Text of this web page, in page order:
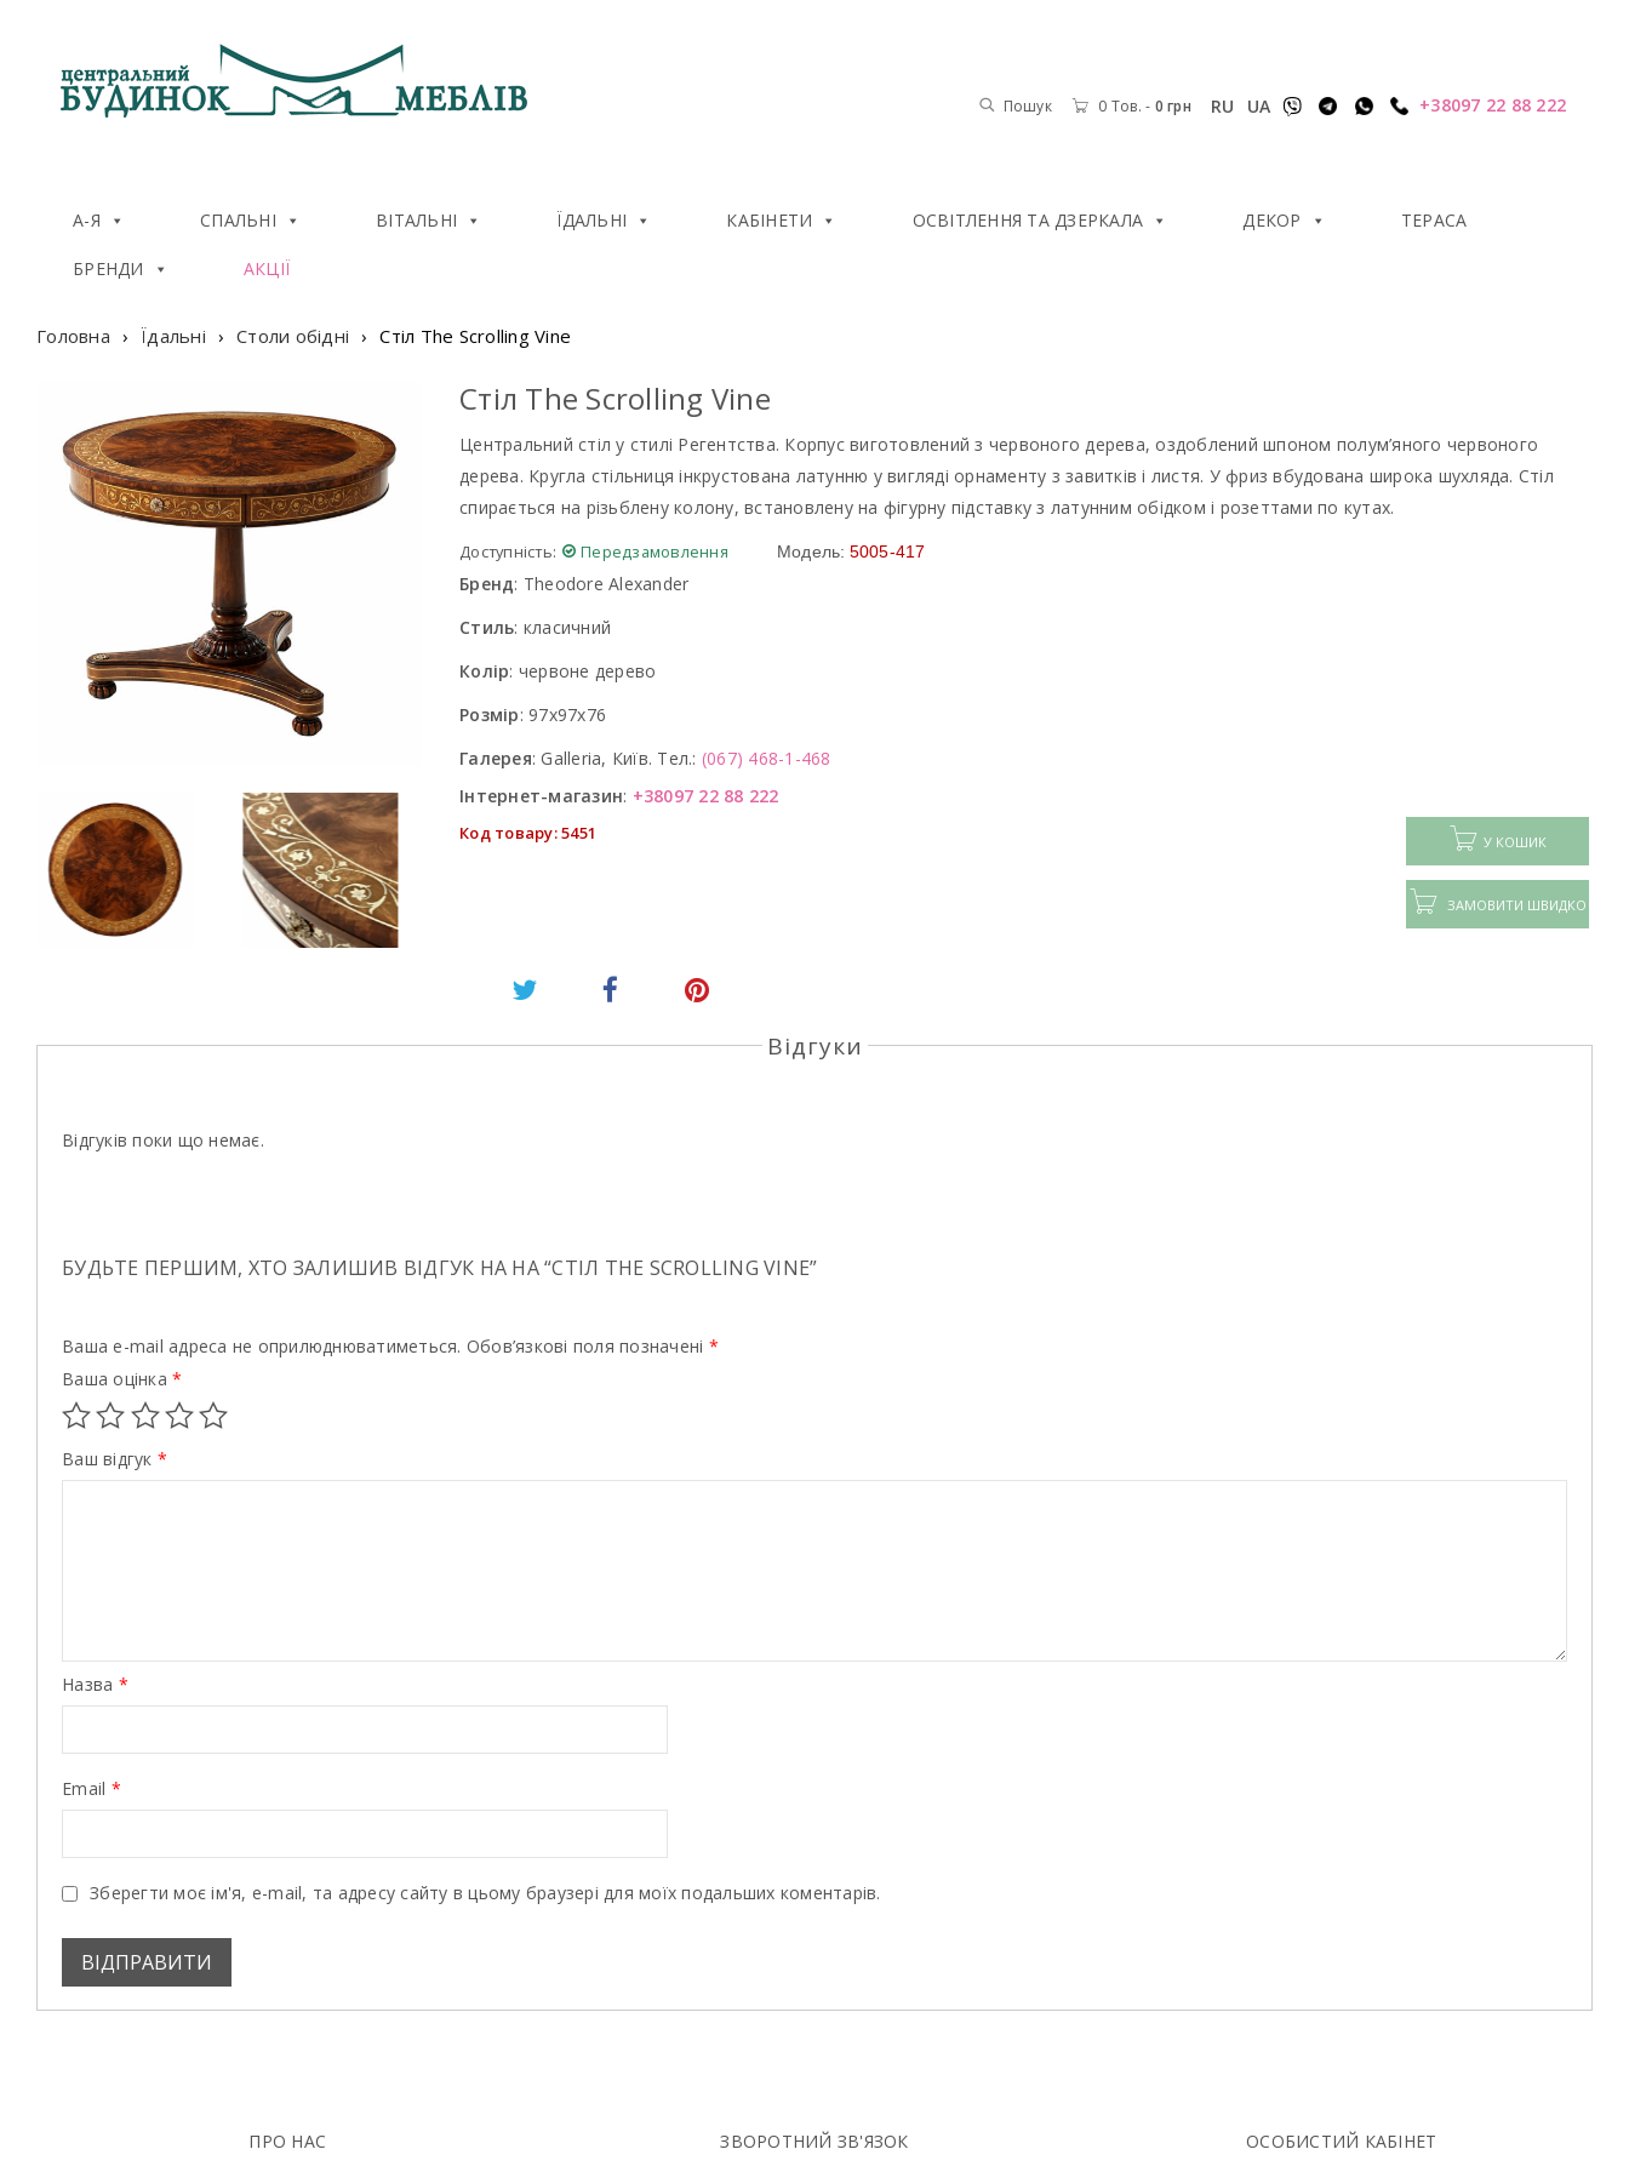
Пошук 0 Тов. - 0 грн RU UA +38097 22 88 222
А-Я СПАЛЬНІ ВІТАЛЬНІ ЇДАЛЬНІ КАБІНЕТИ ОСВІТЛЕННЯ ТА ДЗЕРКАЛА ДЕКОР ТЕРАСА
БРЕНДИ АКЦІЇ
Головна › Їдальні › Столи обідні › Стіл The Scrolling Vine
Стіл The Scrolling Vine
Центральний стіл у стилі Регентства. Корпус виготовлений з червоного дерева, оздоблений шпоном полум’яного червоного
дерева. Кругла стільниця інкрустована латунню у вигляді орнаменту з завитків і листя. У фриз вбудована широка шухляда. Стіл
спирається на різьблену колону, встановлену на фігурну підставку з латунним обідком і розеттами по кутах.
Доступність: Передзамовлення Модель: 5005-417
Бренд: Theodore Alexander
Стиль: класичний
Колір: червоне дерево
Розмір: 97x97x76
Галерея: Galleria, Київ. Тел.: (067) 468-1-468
Інтернет-магазин: +38097 22 88 222
У КОШИК
ЗАМОВИТИ ШВИДКО
Код товару: 5451
Відгуки
Відгуків поки що немає.
БУДЬТЕ ПЕРШИМ, ХТО ЗАЛИШИВ ВІДГУК НА НА “СТІЛ THE SCROLLING VINE”
Ваша e-mail адреса не оприлюднюватиметься. Обов’язкові поля позначені *
Ваша оцінка *
Ваш відгук *
Назва *
Email *
Зберегти моє ім'я, e-mail, та адресу сайту в цьому браузері для моїх подальших коментарів.
ПРО НАС ЗВОРОТНИЙ ЗВ'ЯЗОК ОСОБИСТИЙ КАБІНЕТ